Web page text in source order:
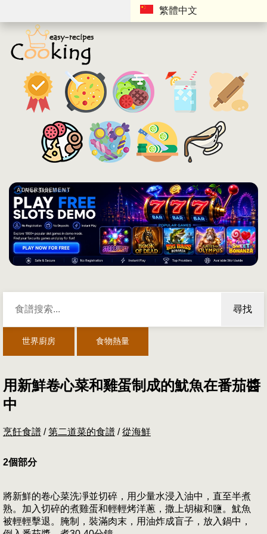
繁體中文
ADVERTISEMENT
尋找
世界廚房 食物熱量
用新鮮卷心菜和雞蛋制成的魷魚在番茄醬
中
烹飪食譜 /第二道菜的食譜 /從海鮮
2個部分
將新鮮的卷心菜洗凈並切碎，用少量水浸入油中，直至半煮
熟。加入切碎的煮雞蛋和輕輕烤洋蔥，撒上胡椒和鹽。魷魚
被輕輕擊退。腌制，裝滿肉末，用油炸成盲子，放入鍋中，